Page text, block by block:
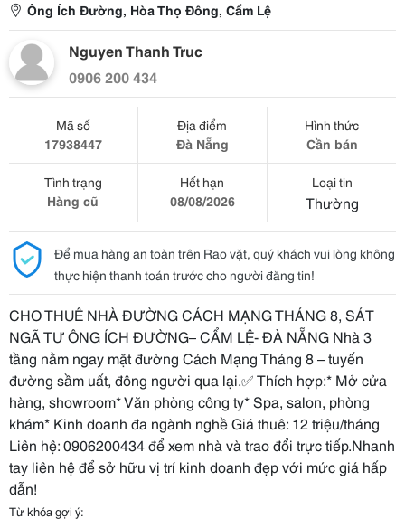
Ông Ích Đường, Hòa Thọ Đông, Cẩm Lệ
Nguyen Thanh Truc
0906 200 434
Mã số
17938447
Địa điểm
Đà Nẵng
Hình thức
Cần bán
Tình trạng
Hàng cũ
Hết hạn
08/08/2026
Loại tin
Thường
Để mua hàng an toàn trên Rao vặt, quý khách vui lòng không
thực hiện thanh toán trước cho người đăng tin!
CHO THUÊ NHÀ ĐƯỜNG CÁCH MẠNG THÁNG 8, SÁT
NGÃ TƯ ÔNG ÍCH ĐƯỜNG– CẨM LỆ- ĐÀ NẴNG Nhà 3
tầng nằm ngay mặt đường Cách Mạng Tháng 8 – tuyến
đường sầm uất, đông người qua lại.✅ Thích hợp:* Mở cửa
hàng, showroom* Văn phòng công ty* Spa, salon, phòng
khám* Kinh doanh đa ngành nghề Giá thuê: 12 triệu/tháng
Liên hệ: 0906200434 để xem nhà và trao đổi trực tiếp.Nhanh
tay liên hệ để sở hữu vị trí kinh doanh đẹp với mức giá hấp
dẫn!
Từ khóa gợi ý: